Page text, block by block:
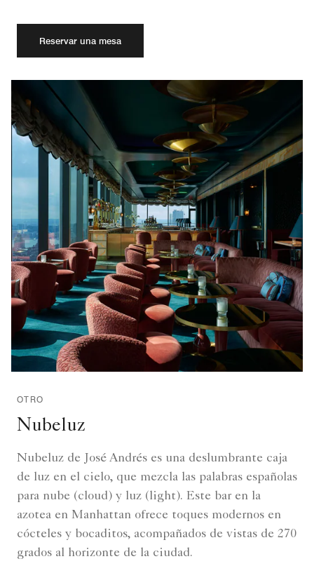
Reservar una mesa
OTRO
Nubeluz
Nubeluz de José Andrés es una deslumbrante caja
de luz en el cielo, que mezcla las palabras españolas
para nube (cloud) y luz (light). Este bar en la
azotea en Manhattan ofrece toques modernos en
cócteles y bocaditos, acompañados de vistas de 270
grados al horizonte de la ciudad.